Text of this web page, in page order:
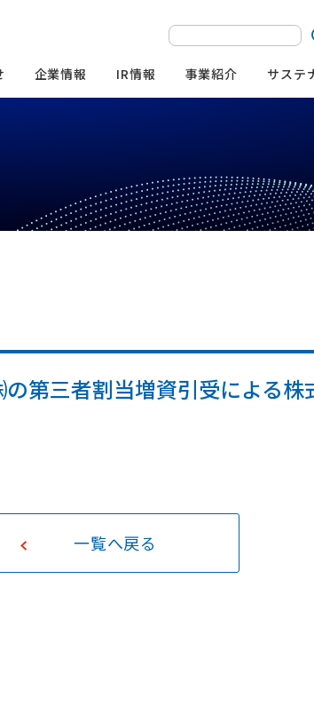
企業情報
企業理念
組織
IR情報
ラリー 株主・株式情報
株主総会関連
事業紹介
空港外不動産事業
サステ
サステナビリティ
基本方針
ESG・SDGsへの
取り組み
第三者割当増資引受による
一覧へ戻る